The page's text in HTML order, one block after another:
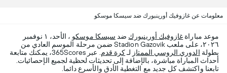
معلومات عن غازوفيك أورينبورك ضد سيسكا موسكو
موعد مباراة غازوفيك أورينبورك ضد سيسكا موسكو
، الأحد، ١ نوفمبر
٢٠٢٦، على ملعب Stadion Gazovik ضمن مرحلة الموسم العادي من
بطولة الدوري الروسي الممتاز لـكرة قدم
. عبر 365Scores، يمكنك متابعة
أحداث المباراة مباشرة، بالإضافة إلى تحديثات لحظية لجميع الإحصائيات.
تابعنا واكتشف كل جديد مع التغطية الأدق والأسرع دائما.